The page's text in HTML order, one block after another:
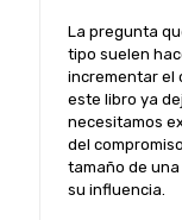
La pregunta
tipo suelen
incrementar el
este libro ya
necesitamos
del
tamaño de
su influencia.